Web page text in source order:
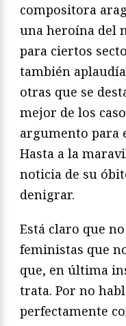
compositora
una heroína del
para ciertos
también
otras que se
mejor de los
argumento para
Hasta a la
noticia de su
denigrar.
Está claro que
feministas que
que, en última
trata. Por no
perfectamente